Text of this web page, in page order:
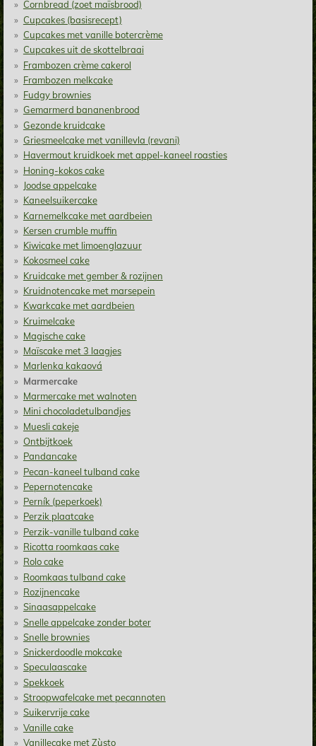
Cornbread (zoet maïsbrood)
Cupcakes (basisrecept)
Cupcakes met vanille botercrème
Cupcakes uit de skottelbraai
Frambozen crème cakerol
Frambozen melkcake
Fudgy brownies
Gemarmerd bananenbrood
Gezonde kruidcake
Griesmeelcake met vanillevla (revani)
Havermout kruidkoek met appel-kaneel roasties
Honing-kokos cake
Joodse appelcake
Kaneelsuikercake
Karnemelkcake met aardbeien
Kersen crumble muffin
Kiwicake met limoenglazuur
Kokosmeel cake
Kruidcake met gember & rozijnen
Kruidnotencake met marsepein
Kwarkcake met aardbeien
Kruimelcake
Magische cake
Maïscake met 3 laagjes
Marlenka kakaová
Marmercake
Marmercake met walnoten
Mini chocoladetulbandjes
Muesli cakeje
Ontbijtkoek
Pandancake
Pecan-kaneel tulband cake
Pepernotencake
Perník (peperkoek)
Perzik plaatcake
Perzik-vanille tulband cake
Ricotta roomkaas cake
Rolo cake
Roomkaas tulband cake
Rozijnencake
Sinaasappelcake
Snelle appelcake zonder boter
Snelle brownies
Snickerdoodle mokcake
Speculaascake
Spekkoek
Stroopwafelcake met pecannoten
Suikervrije cake
Vanille cake
Vanillecake met Zùsto